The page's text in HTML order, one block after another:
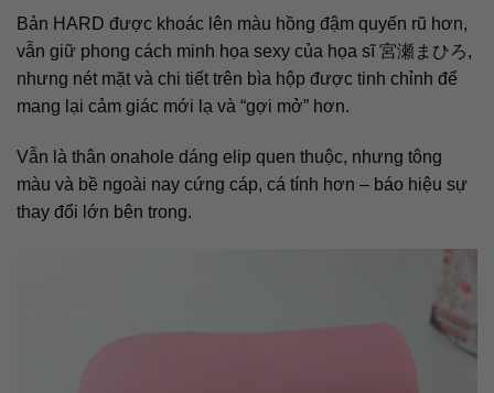
Bản HARD được khoác lên màu hồng đậm quyến rũ hơn,
vẫn giữ phong cách minh họa sexy của họa sĩ 宮瀬まひろ,
nhưng nét mặt và chi tiết trên bìa hộp được tinh chỉnh để
mang lại cảm giác mới lạ và “gợi mở” hơn.
Vẫn là thân onahole dáng elip quen thuộc, nhưng tông
màu và bề ngoài nay cứng cáp, cá tính hơn – báo hiệu sự
thay đổi lớn bên trong.